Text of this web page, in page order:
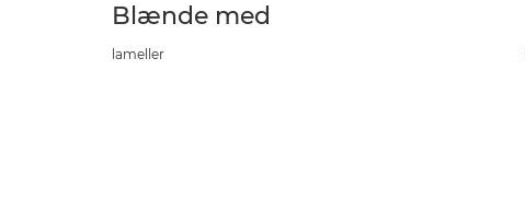
Blænde med
lameller